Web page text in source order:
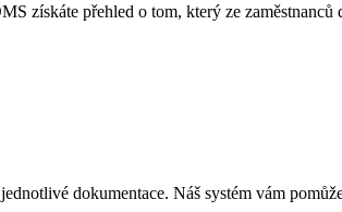
získáte přehled o tom, který ze
dokumentace. Náš systém vám